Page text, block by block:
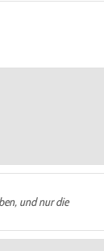
und nur die